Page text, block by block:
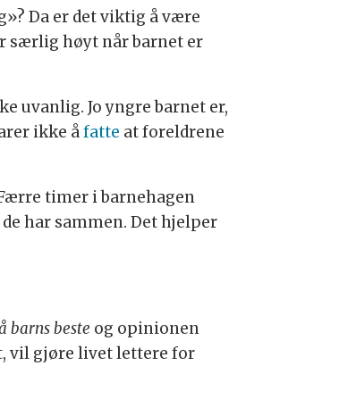
Da er det viktig å være
særlig høyt når barnet er
uvanlig. Jo yngre barnet er,
ikke åfatte at foreldrene
timer i barnehagen
har sammen. Det hjelper
barns beste og opinionen
vil gjøre livet lettere for